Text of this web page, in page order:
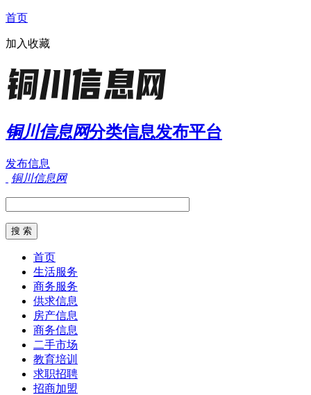
首页
加入收藏
铜川信息网分类信息发布平台
发布信息
铜川信息网
首页
生活服务
商务服务
供求信息
房产信息
商务信息
二手市场
教育培训
求职招聘
招商加盟